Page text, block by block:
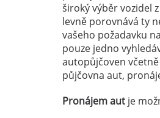
široký výběr vozidel
levně porovnává ty
vašeho požadavku
pouze jedno
autopůjčoven
půjčovna aut,
Pronájem aut je